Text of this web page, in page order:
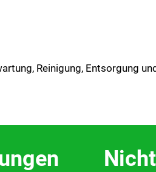
Reinigung, Entsorgung